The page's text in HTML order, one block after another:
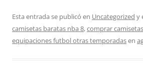
Esta entrada se publicó en Uncategorized y
camisetas baratas nba 8,comprar
equipaciones futbol otras temporadasen